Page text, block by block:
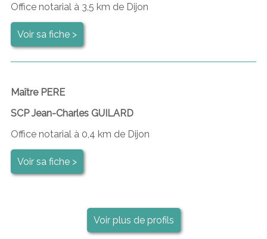
Office notarial à 3,5 km de Dijon
Voir sa fiche >
Maître PERE
SCP Jean-Charles GUILARD
Office notarial à 0,4 km de Dijon
Voir sa fiche >
Voir plus de profils